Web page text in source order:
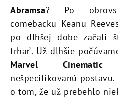
Abramsa? Po
comebacku Keanu
po dlhšej dobe začali
trhať. Už dlhšie
Marvel Cinematic
nešpecifikovanú
o tom, že už prebehlo